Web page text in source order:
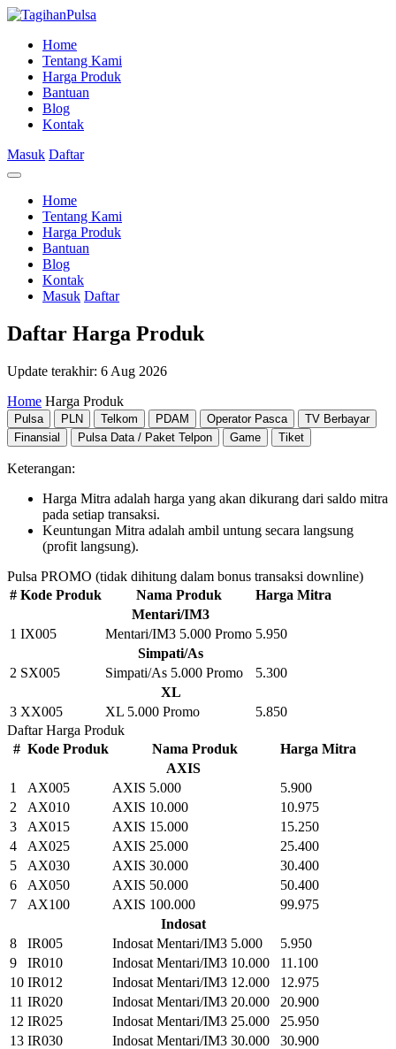
Home
Tentang Kami
Harga Produk
Bantuan
Blog
Kontak
Masuk Daftar
Home
Tentang Kami
Harga Produk
Bantuan
Blog
Kontak
Masuk Daftar
Daftar Harga Produk
Update terakhir: 6 Aug 2026
Home Harga Produk
Pulsa PLN Telkom PDAM Operator Pasca
TV Berbayar
Finansial
Pulsa Data / Paket Telpon Game Tiket
Keterangan:
Harga Mitra adalah harga yang akan dikurang dari saldo mitra
pada setiap transaksi.
Keuntungan Mitra adalah ambil untung secara langsung
(profit langsung).
Pulsa PROMO (tidak dihitung dalam bonus transaksi downline)
# Kode Produk Nama Produk
Harga Mitra
Mentari/IM3
1 IX005 Mentari/IM3 5.000 Promo 5.950
Simpati/As
2 SX005 Simpati/As 5.000 Promo
5.300
XL
3 XX005 XL 5.000 Promo
5.850
Daftar Harga Produk
# Kode Produk Nama Produk
Harga Mitra
AXIS
1
AX005 AXIS 5.000
5.900
2
AX010 AXIS 10.000
10.975
3
AX015 AXIS 15.000
15.250
4
AX025 AXIS 25.000
25.400
5
AX030 AXIS 30.000
30.400
6
AX050 AXIS 50.000
50.400
7
AX100 AXIS 100.000
99.975
Indosat
8
IR005 Indosat Mentari/IM3 5.000
5.950
9
IR010 Indosat Mentari/IM3 10.000
11.100
10 IR012 Indosat Mentari/IM3 12.000
12.975
11 IR020 Indosat Mentari/IM3 20.000
20.900
12 IR025 Indosat Mentari/IM3 25.000
25.950
13 IR030 Indosat Mentari/IM3 30.000
30.900